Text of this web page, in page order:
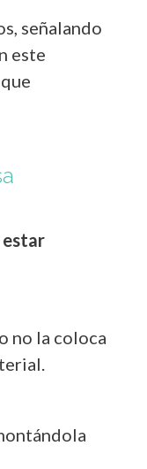
señalando
este
estar
no la coloca